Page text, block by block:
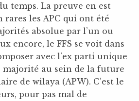
temps. La preuve en est
rares les APC qui ont été
absolue par l’un ou
encore, le FFS se voit dans
avec l’ex parti unique
au sein de la future
de wilaya (APW). C’est le
pour pas mal de